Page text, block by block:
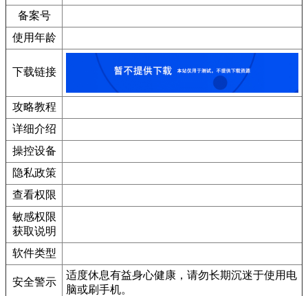
备案号
使用年龄
下载链接
攻略教程
详细介绍
操控设备
隐私政策
查看权限
敏感权限
获取说明
软件类型
安全警示
适度休息有益身心健康，请勿长期沉迷于使用电
脑或刷手机。